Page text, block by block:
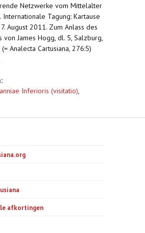
Netzwerke vom Mittelalter
Internationale Tagung: Kartause
August 2011. Zum Anlass des
von James Hogg, dl. 5, Salzburg,
Analecta Cartusiana, 276:5)
Inferioris (visitatio),
afkortingen